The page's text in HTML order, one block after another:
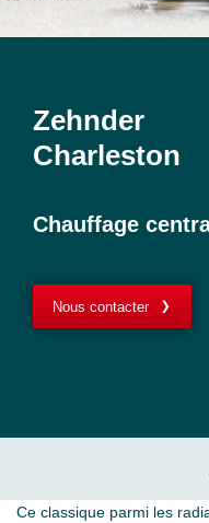
Zehnder
Charleston
Chauffage
Nous contacter
Ce classique parmi les